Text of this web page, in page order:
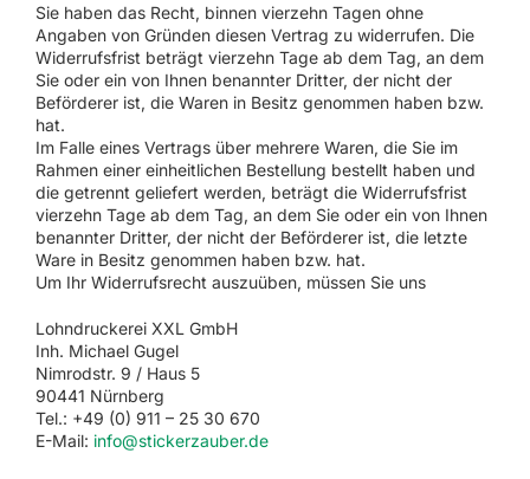
Sie haben das Recht, binnen vierzehn Tagen ohne
Angaben von Gründen diesen Vertrag zu widerrufen. Die
Widerrufsfrist beträgt vierzehn Tage ab dem Tag, an dem
Sie oder ein von Ihnen benannter Dritter, der nicht der
Beförderer ist, die Waren in Besitz genommen haben bzw.
hat.
Im Falle eines Vertrags über mehrere Waren, die Sie im
Rahmen einer einheitlichen Bestellung bestellt haben und
die getrennt geliefert werden, beträgt die Widerrufsfrist
vierzehn Tage ab dem Tag, an dem Sie oder ein von Ihnen
benannter Dritter, der nicht der Beförderer ist, die letzte
Ware in Besitz genommen haben bzw. hat.
Um Ihr Widerrufsrecht auszuüben, müssen Sie uns
Lohndruckerei XXL GmbH
Inh. Michael Gugel
Nimrodstr. 9 / Haus 5
90441 Nürnberg
Tel.: +49 (0) 911 – 25 30 670
E-Mail: info@stickerzauber.de